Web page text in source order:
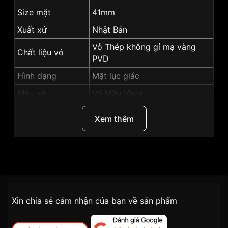
Size mặt
41mm
Xuất xứ
Nhật Bản
Chất liệu vỏ
Vỏ Thép không gỉ mạ vàng
PVD
Hình dạng
Mặt lục giác
Màu vỏ
Vỏ Màu Vàng
Xem thêm
Đối tượng sử dụng Nam
tiện lợi –
nhanh chóng – minh bạch
Xin chia sẻ cảm nhận của bạn về sản phẩm